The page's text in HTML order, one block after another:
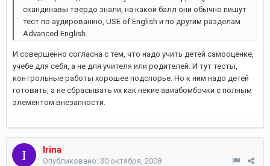
скандинавы твердо знали, на какой балл они обычно пишут
тест по аудированию, USE of English и по другим разделам
Advanced English.
И совершенно согласна с тем, что надо учить детей самооценке,
учебе для себя, а не для учителя или родителей. И тут тесты,
контрольные работы хорошее подспорье. Но к ним надо детей
готовить, а не сбрасывать их как некие авиабомбочки с полным
элементом внезапности.
Irina
Опубликовано: 30 октября, 2008